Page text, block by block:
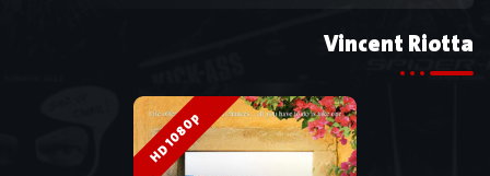
Vincent Riotta
HD 1080p